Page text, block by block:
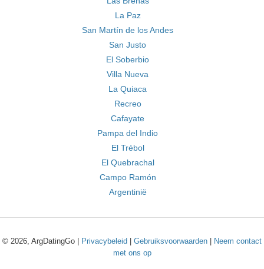
La Paz
San Martín de los Andes
San Justo
El Soberbio
Villa Nueva
La Quiaca
Recreo
Cafayate
Pampa del Indio
El Trébol
El Quebrachal
Campo Ramón
Argentinië
© 2026, ArgDatingGo | Privacybeleid Gebruiksvoorwaarden
Neem contact
met ons op